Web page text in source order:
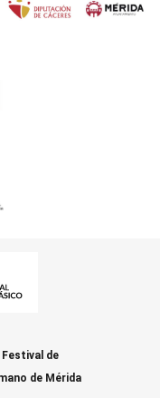
de
de Mérida